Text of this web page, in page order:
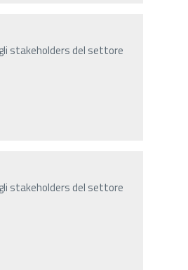
stakeholders del settore
stakeholders del settore